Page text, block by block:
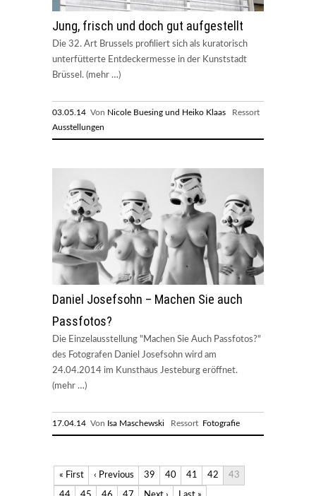
Jung, frisch und doch gut aufgestellt
Die 32. Art Brussels profiliert sich als kuratorisch
unterfütterte Entdeckermesse in der Kunststadt
Brüssel. (mehr …)
03.05.14 Von Nicole Buesing und Heiko Klaas Ressort
Ausstellungen
Daniel Josefsohn – Machen Sie auch
Passfotos?
Die Einzelausstellung "Machen Sie Auch Passfotos?"
des Fotografen Daniel Josefsohn wird am
24.04.2014 im Kunsthaus Jesteburg eröffnet.
(mehr …)
17.04.14 Von Isa Maschewski Ressort Fotografie
« First ‹ Previous 39 40 41 42 43